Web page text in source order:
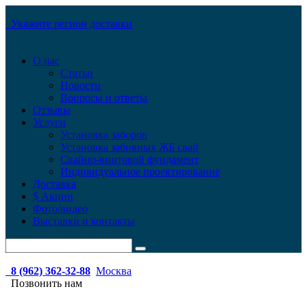
Укажите регион доставки
О нас
Статьи
Новости
Вопросы и ответы
Отзывы
Услуги
Установка заборов
Установка забивных ЖБ свай
Свайно-винтовой фундамент
Индивидуальное проектирование
Доставка
$ Акции
Фото/видео
Выставки и контакты
8 (962) 362-32-88 Москва
Позвонить нам